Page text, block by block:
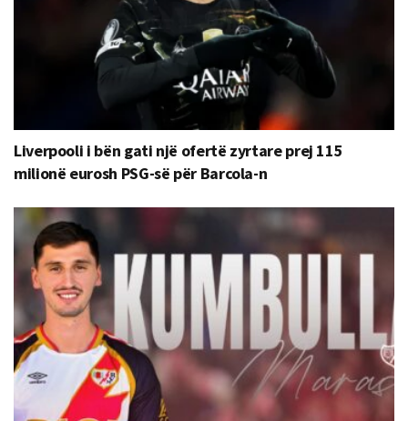
Liverpooli i bën gati një ofertë zyrtare prej 115
milionë eurosh PSG-së për Barcola-n